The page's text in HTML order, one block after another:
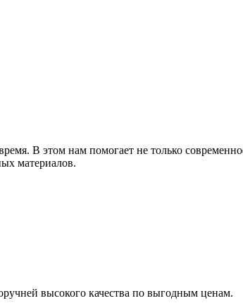
В этом нам помогает не только
материалов.
высокого качества по выгодным ценам.